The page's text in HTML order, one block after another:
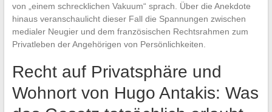
von „einem schrecklichen Vakuum“ sprach. Über die Anekdote
hinaus veranschaulicht dieser Fall die Spannungen zwischen
medialer Neugier und dem französischen Rechtsrahmen zum
Privatleben der Angehörigen von Persönlichkeiten.
Recht auf Privatsphäre und
Wohnort von Hugo Antakis: Was